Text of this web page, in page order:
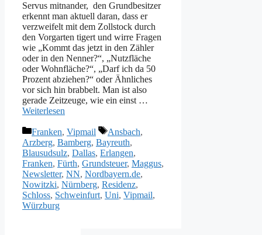
Servus mitnander, den Grundbesitzer
erkennt man aktuell daran, dass er
verzweifelt mit dem Zollstock durch
den Vorgarten tigert und wirre Fragen
wie „Kommt das jetzt in den Zähler
oder in den Nenner?“, „Nutzfläche
oder Wohnfläche?“, „Darf ich da 50
Prozent abziehen?“ oder Ähnliches
vor sich hin brabbelt. Man ist also
gerade Zeitzeuge, wie ein einst …
Weiterlesen
Kategorien
Franken, Vipmail Schlagwörter
Ansbach,
Arzberg, Bamberg, Bayreuth,
Blausudsulz, Dallas, Erlangen,
Franken, Fürth, Grundsteuer, Maggus,
Newsletter, NN, Nordbayern.de,
Nowitzki, Nürnberg, Residenz,
Schloss, Schweinfurt, Uni, Vipmail,
Würzburg